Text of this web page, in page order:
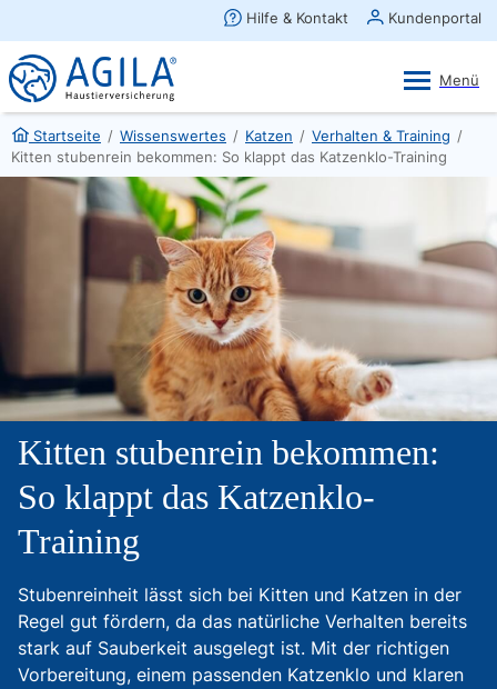
Startseite / Wissenswertes / Katzen / Verhalten & Training /
Kitten stubenrein bekommen: So klappt das Katzenklo-Training
Kitten stubenrein bekommen:
So klappt das Katzenklo-
Training
Stubenreinheit lässt sich bei Kitten und Katzen in der
Regel gut fördern, da das natürliche Verhalten bereits
stark auf Sauberkeit ausgelegt ist. Mit der richtigen
Vorbereitung, einem passenden Katzenklo und klaren
×
AGILA Kunden-App
Gratis - Im Play Store laden
Ansehen